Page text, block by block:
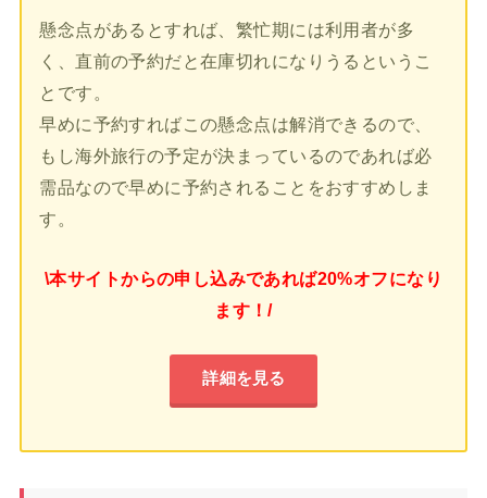
懸念点があるとすれば、繁忙期には利用者が多
く、直前の予約だと在庫切れになりうるというこ
とです。
早めに予約すればこの懸念点は解消できるので、
もし海外旅行の予定が決まっているのであれば必
需品なので早めに予約されることをおすすめしま
す。
\本サイトからの申し込みであれば20%オフになり
ます！/
詳細を見る